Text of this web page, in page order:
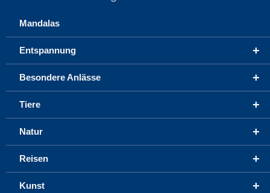
Mandalas
+
Entspannung
+
Besondere Anlässe
+
Tiere
+
Natur
+
Reisen
+
Kunst